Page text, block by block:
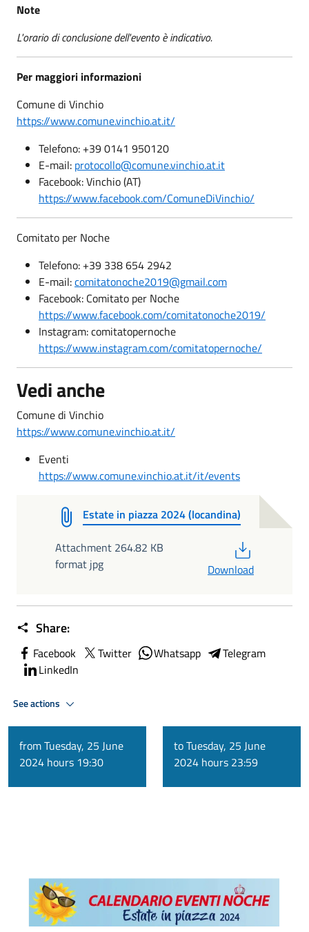
Note
L'orario di conclusione dell'evento è indicativo.
Per maggiori informazioni
Comune di Vinchio
https://www.comune.vinchio.at.it/
Telefono: +39 0141 950120
E-mail: protocollo@comune.vinchio.at.it
Facebook: Vinchio (AT)
https://www.facebook.com/ComuneDiVinchio/
Comitato per Noche
Telefono: +39 338 654 2942
E-mail:comitatonoche2019@gmail.com
Facebook: Comitato per Noche
https://www.facebook.com/comitatonoche2019/
Instagram: comitatopernoche
https://www.instagram.com/comitatopernoche/
Vedi anche
Comune di Vinchio
https://www.comune.vinchio.at.it/
Eventi
https://www.comune.vinchio.at.it/it/events
Estate in piazza 2024 (locandina)
Attachment 264.82 KB
format jpg
Download
Share:
Facebook Twitter Whatsapp
Telegram
LinkedIn
See actions
from Tuesday, 25 June
2024 hours 19:30
to Tuesday, 25 June
2024 hours 23:59